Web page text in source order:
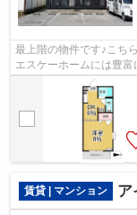
最上階の物件です♪こち
エスケーホームには豊
sk.home2@r2.dion.ne.jp
賃貸 | マンション ア